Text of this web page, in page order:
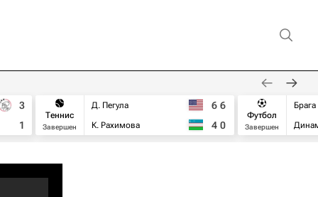
3
1
Теннис
Завершен
Д. Пегула
К. Рахимова
6 6
4 0
Футбол
Завершен
Брага